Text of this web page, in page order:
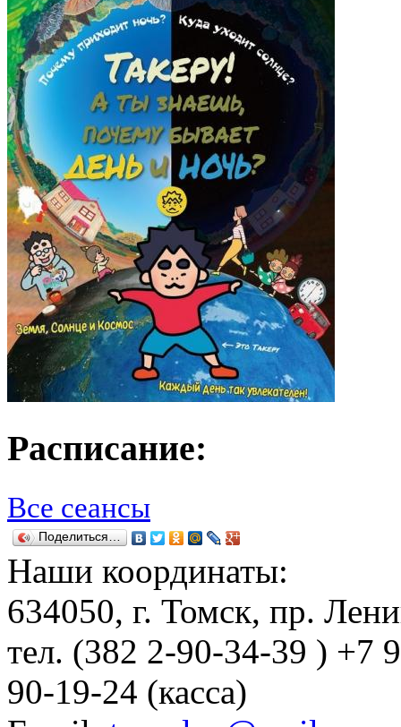
Расписание:
Все сеансы
Поделиться…
Наши координаты:
634050, г. Томск, пр.
тел. (382 2-90-34-39 ) +7
90-19-24 (касса)